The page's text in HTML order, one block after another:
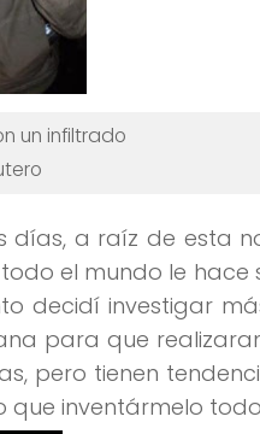
un infiltrado
días, a raíz de esta
el mundo le hace
decidí investigar
para que
pero tienen
que inventármelo todo